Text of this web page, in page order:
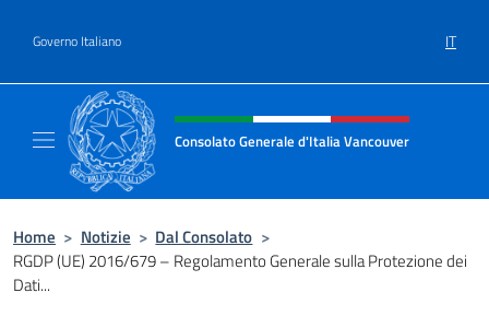
Governo Italiano IT
Intestazione sito, social e menù
Consolato Generale d'Italia Vancouver
Home > Notizie > Dal Consolato >
RGDP (UE) 2016/679 – Regolamento Generale sulla Protezione dei
Dati...